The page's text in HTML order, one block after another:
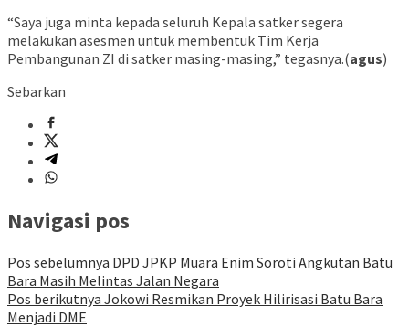
“Saya juga minta kepada seluruh Kepala satker segera
melakukan asesmen untuk membentuk Tim Kerja
Pembangunan ZI di satker masing-masing,” tegasnya.(agus)
Sebarkan
Navigasi pos
Pos sebelumnya DPD JPKP Muara Enim Soroti Angkutan Batu
Bara Masih Melintas Jalan Negara
Pos berikutnya Jokowi Resmikan Proyek Hilirisasi Batu Bara
Menjadi DME